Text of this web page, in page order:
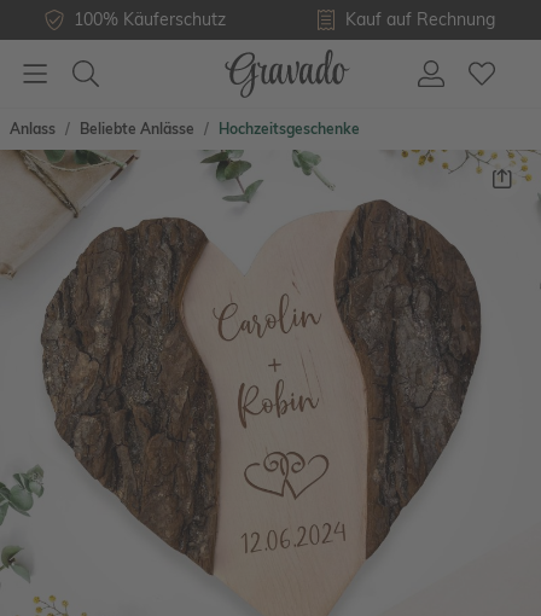
100% Käuferschutz Kauf auf Rechnung
Anlass Beliebte Anlässe Hochzeitsgeschenke